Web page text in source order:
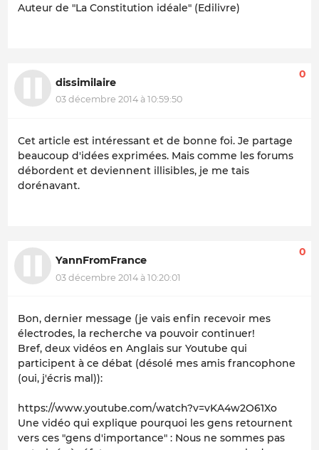
Auteur de "La Constitution idéale" (Edilivre)
dissimilaire
03 décembre 2014 à 10:59:50
0
Cet article est intéressant et de bonne foi. Je partage
beaucoup d'idées exprimées. Mais comme les forums
débordent et deviennent illisibles, je me tais
dorénavant.
YannFromFrance
03 décembre 2014 à 10:20:01
0
Bon, dernier message (je vais enfin recevoir mes
électrodes, la recherche va pouvoir continuer!
Bref, deux vidéos en Anglais sur Youtube qui
participent à ce débat (désolé mes amis francophone
(oui, j'écris mal)):
https://www.youtube.com/watch?v=vKA4w2O61Xo
Une vidéo qui explique pourquoi les gens retournent
vers ces "gens d'importance" : Nous ne sommes pas